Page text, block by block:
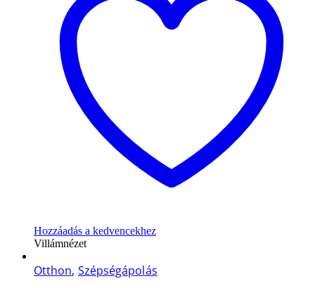
Hozzáadás a kedvencekhez
Villámnézet
Otthon, Szépségápolás